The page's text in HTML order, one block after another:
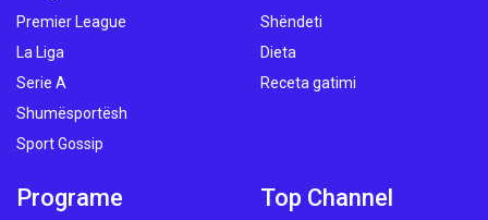
Premier League
La Liga
Serie A
Shumësportësh
Sport Gossip
Shëndeti
Dieta
Receta gatimi
Programe Top Channel